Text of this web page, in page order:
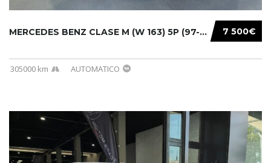
7 500€
MERCEDES BENZ CLASE M (W 163) 5P (97-05) 200...
305000 km AUTOMATICO